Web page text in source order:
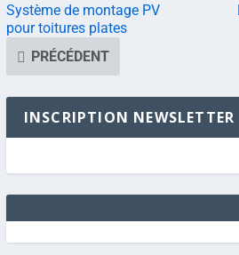
Système de montage PV
pour toitures plates
PRÉCÉDENT
INSCRIPTION NEWSLETTER